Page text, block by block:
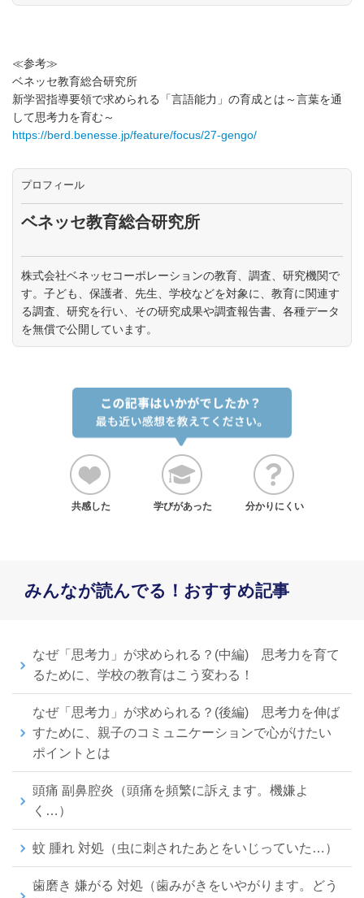
≪参考≫
ベネッセ教育総合研究所
新学習指導要領で求められる「言語能力」の育成とは～言葉を通
して思考力を育む～
https://berd.benesse.jp/feature/focus/27-gengo/
プロフィール
ベネッセ教育総合研究所
株式会社ベネッセコーポレーションの教育、調査、研究機関で
す。子ども、保護者、先生、学校などを対象に、教育に関連す
る調査、研究を行い、その研究成果や調査報告書、各種データ
を無償で公開しています。
共感した 学びがあった 分かりにくい
みんなが読んでる！おすすめ記事
なぜ「思考力」が求められる？(中編) 思考力を育て
るために、学校の教育はこう変わる！
なぜ「思考力」が求められる？(後編) 思考力を伸ば
すために、親子のコミュニケーションで心がけたい
ポイントとは
頭痛 副鼻腔炎（頭痛を頻繁に訴えます。機嫌よ
く…）
蚊 腫れ 対処（虫に刺されたあとをいじっていた…）
歯磨き 嫌がる 対処（歯みがきをいやがります。どう